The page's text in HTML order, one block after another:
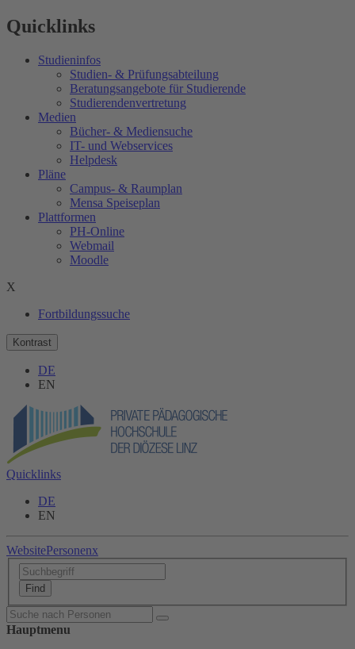
Quicklinks
Studieninfos
Studien- & Prüfungsabteilung
Beratungsangebote für Studierende
Studierendenvertretung
Medien
Bücher- & Mediensuche
IT- und Webservices
Helpdesk
Pläne
Campus- & Raumplan
Mensa Speiseplan
Plattformen
PH-Online
Webmail
Moodle
X
Fortbildungssuche
Kontrast
DE
EN
Quicklinks
DE
EN
WebsitePersonenx
Hauptmenu